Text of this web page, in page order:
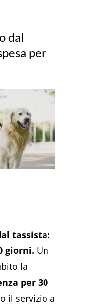
dal
per
tassista:
giorni. Un
la
per 30
il servizio a